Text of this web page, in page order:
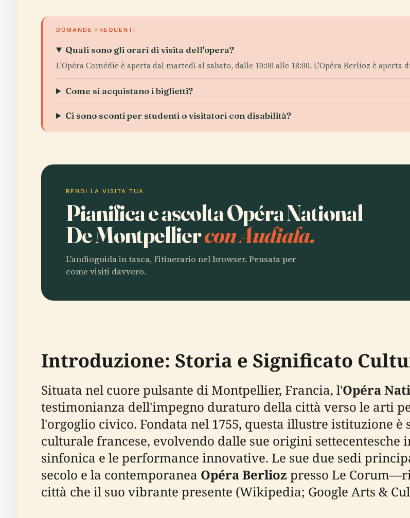
DOMANDE FREQUENTI
Quali sono gli orari di visita dell'opera?
L'Opéra Comédie è aperta dal martedì al sabato, dalle 10:00 alle 18:00. L'Opéra Berlioz è
Come si acquistano i biglietti?
Ci sono sconti per studenti o visitatori con disabilità?
RENDI LA VISITA TUA
Pianifica e ascolta Opéra National
De Montpelliercon Audiala.
L'audioguida in tasca, l'itinerario nel browser. Pensata per
come visiti davvero.
Introduzione: Storia e Significato
Situata nel cuore pulsante di Montpellier, Francia, l'Opéra
testimonianza dell'impegno duraturo della città verso le arti
l'orgoglio civico. Fondata nel 1755, questa illustre istituzione
culturale francese, evolvendo dalle sue origini
sinfonica e le performance innovative. Le sue due sedi
secolo e la contemporanea Opéra Berlioz presso Le
città che il suo vibrante presente (Wikipedia; Google Arts &